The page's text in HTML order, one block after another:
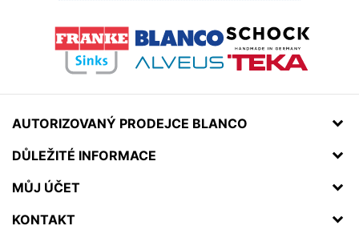
AUTORIZOVANÝ PRODEJCE BLANCO
DŮLEŽITÉ INFORMACE
MŮJ ÚČET
KONTAKT